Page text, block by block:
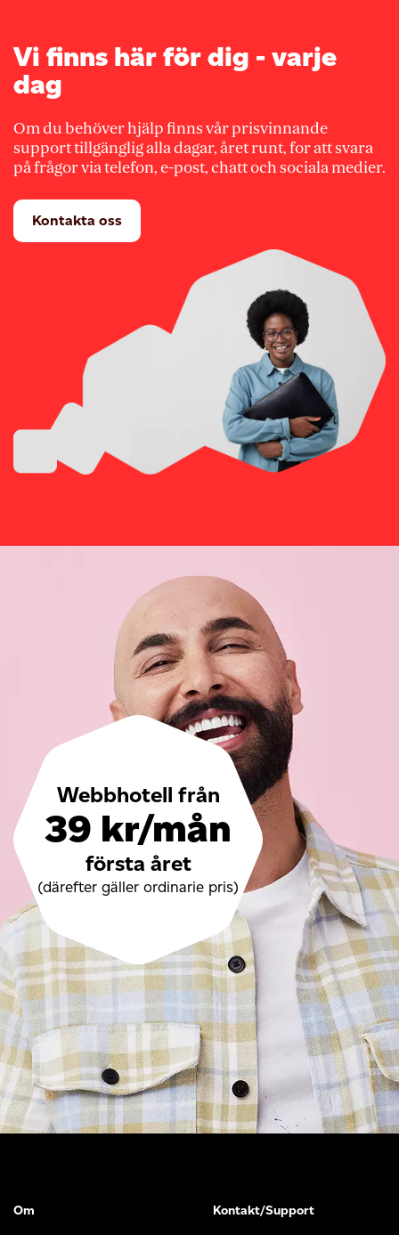
Vi finns här för dig - varje
dag
Om du behöver hjälp finns vår prisvinnande
support tillgänglig alla dagar, året runt, for att svara
på frågor via telefon, e-post, chatt och sociala medier.
Kontakta oss
Webbhotell från
39 kr/mån
första året
(därefter gäller ordinarie pris)
Om Kontakt/Support